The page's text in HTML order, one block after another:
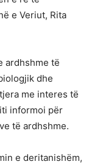
e Veriut, Rita
ardhshme të
dhe
me interes të
informoi për
të ardhshme.
e deritanishëm,